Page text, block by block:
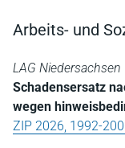
Arbeits- und
LAG
Schadensersatz
wegen
ZIP 2026, 1992-